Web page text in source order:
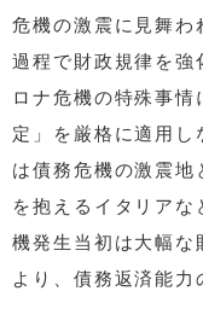
危機の激震に見舞
過程で財政規律を強
ロナ危機の特殊事
定」を厳格に適用
は債務危機の激震
を抱えるイタリア
機発生当初は大幅な
より、債務返済能力